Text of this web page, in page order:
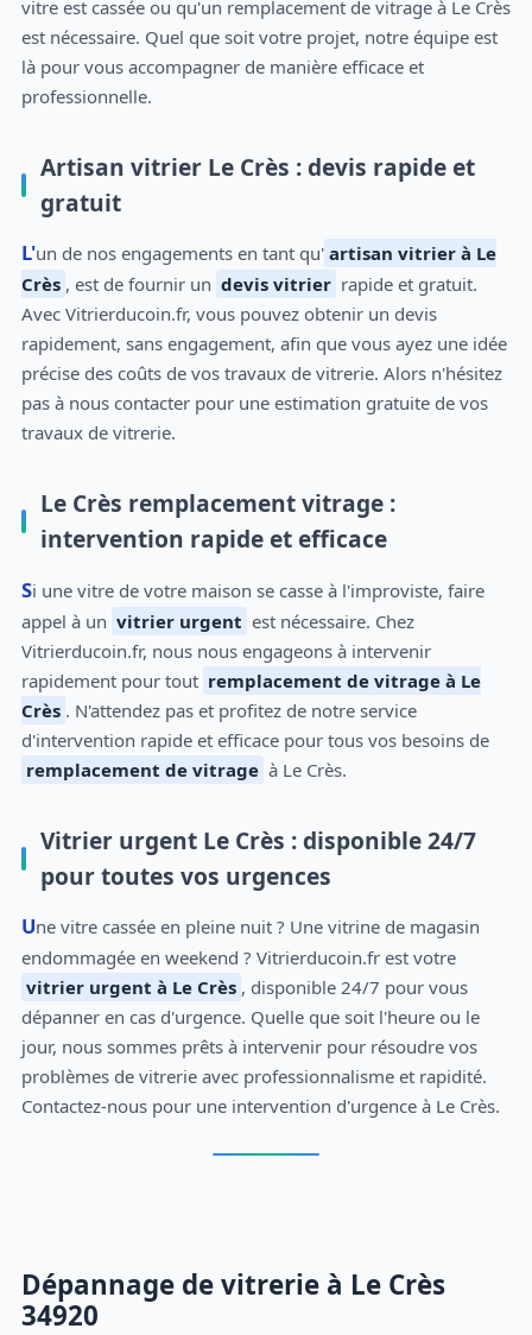
vitre est cassée ou qu'un remplacement de vitrage à Le Crès
est nécessaire. Quel que soit votre projet, notre équipe est
là pour vous accompagner de manière efficace et
professionnelle.
Artisan vitrier Le Crès : devis rapide et
gratuit
L'un de nos engagements en tant qu' artisan vitrier à Le
Crès , est de fournir un devis vitrier rapide et gratuit.
Avec Vitrierducoin.fr, vous pouvez obtenir un devis
rapidement, sans engagement, afin que vous ayez une idée
précise des coûts de vos travaux de vitrerie. Alors n'hésitez
pas à nous contacter pour une estimation gratuite de vos
travaux de vitrerie.
Le Crès remplacement vitrage :
intervention rapide et efficace
Si une vitre de votre maison se casse à l'improviste, faire
appel à un vitrier urgent est nécessaire. Chez
Vitrierducoin.fr, nous nous engageons à intervenir
rapidement pour tout remplacement de vitrage à Le
Crès . N'attendez pas et profitez de notre service
d'intervention rapide et efficace pour tous vos besoins de
remplacement de vitrage à Le Crès.
Vitrier urgent Le Crès : disponible 24/7
pour toutes vos urgences
Une vitre cassée en pleine nuit ? Une vitrine de magasin
endommagée en weekend ? Vitrierducoin.fr est votre
vitrier urgent à Le Crès , disponible 24/7 pour vous
dépanner en cas d'urgence. Quelle que soit l'heure ou le
jour, nous sommes prêts à intervenir pour résoudre vos
problèmes de vitrerie avec professionnalisme et rapidité.
Contactez-nous pour une intervention d'urgence à Le Crès.
Dépannage de vitrerie à Le Crès
34920